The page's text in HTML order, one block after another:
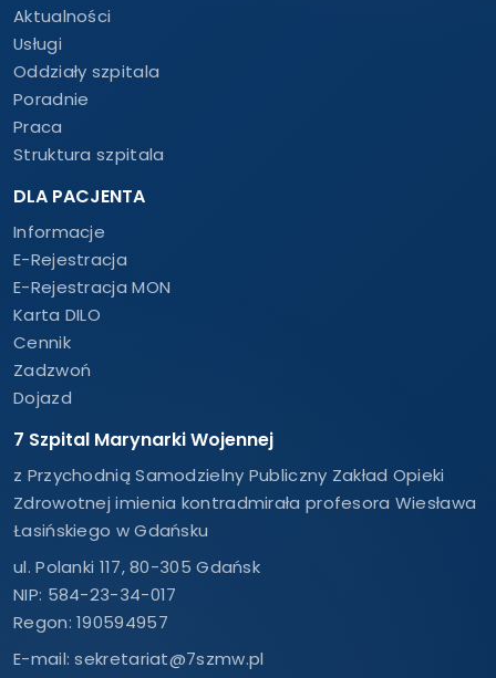
Aktualności
Usługi
Oddziały szpitala
Poradnie
Praca
Struktura szpitala
DLA PACJENTA
Informacje
E-Rejestracja
E-Rejestracja MON
Karta DILO
Cennik
Zadzwoń
Dojazd
7 Szpital Marynarki Wojennej
z Przychodnią Samodzielny Publiczny Zakład Opieki
Zdrowotnej imienia kontradmirała profesora Wiesława
Łasińskiego w Gdańsku
ul. Polanki 117, 80-305 Gdańsk
NIP: 584-23-34-017
Regon: 190594957
E-mail:sekretariat@7szmw.pl